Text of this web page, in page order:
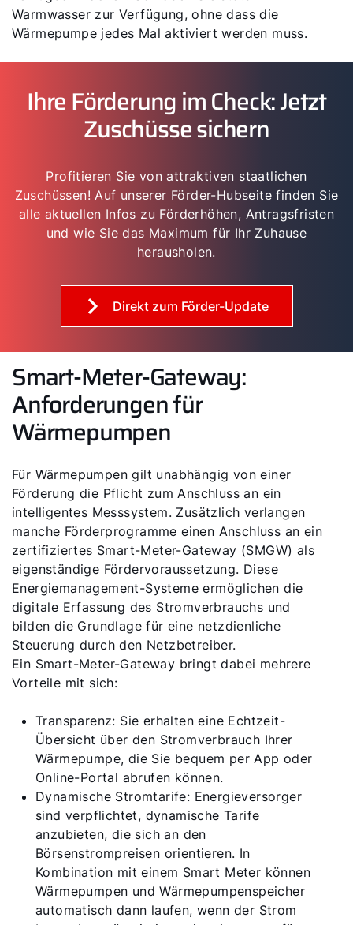
Warmwasser zur Verfügung, ohne dass die
Wärmepumpe jedes Mal aktiviert werden muss.
Ihre Förderung im Check: Jetzt
Zuschüsse sichern
Profitieren Sie von attraktiven staatlichen
Zuschüssen! Auf unserer Förder-Hubseite finden Sie
alle aktuellen Infos zu Förderhöhen, Antragsfristen
und wie Sie das Maximum für Ihr Zuhause
herausholen.
Direkt zum Förder-Update
Smart-Meter-Gateway:
Anforderungen für
Wärmepumpen
Für Wärmepumpen gilt unabhängig von einer
Förderung die Pflicht zum Anschluss an ein
intelligentes Messsystem. Zusätzlich verlangen
manche Förderprogramme einen Anschluss an ein
zertifiziertes Smart-Meter-Gateway (SMGW) als
eigenständige Fördervoraussetzung. Diese
Energiemanagement-Systeme ermöglichen die
digitale Erfassung des Stromverbrauchs und
bilden die Grundlage für eine netzdienliche
Steuerung durch den Netzbetreiber.
Ein Smart-Meter-Gateway bringt dabei mehrere
Vorteile mit sich:
Transparenz: Sie erhalten eine Echtzeit-
Übersicht über den Stromverbrauch Ihrer
Wärmepumpe, die Sie bequem per App oder
Online-Portal abrufen können.
Dynamische Stromtarife: Energieversorger
sind verpflichtet, dynamische Tarife
anzubieten, die sich an den
Börsenstrompreisen orientieren. In
Kombination mit einem Smart Meter können
Wärmepumpen und Wärmepumpenspeicher
automatisch dann laufen, wenn der Strom
Servus!
Service kontaktieren
Produktberatung
Fachhandwerker finden
Wichtige Links